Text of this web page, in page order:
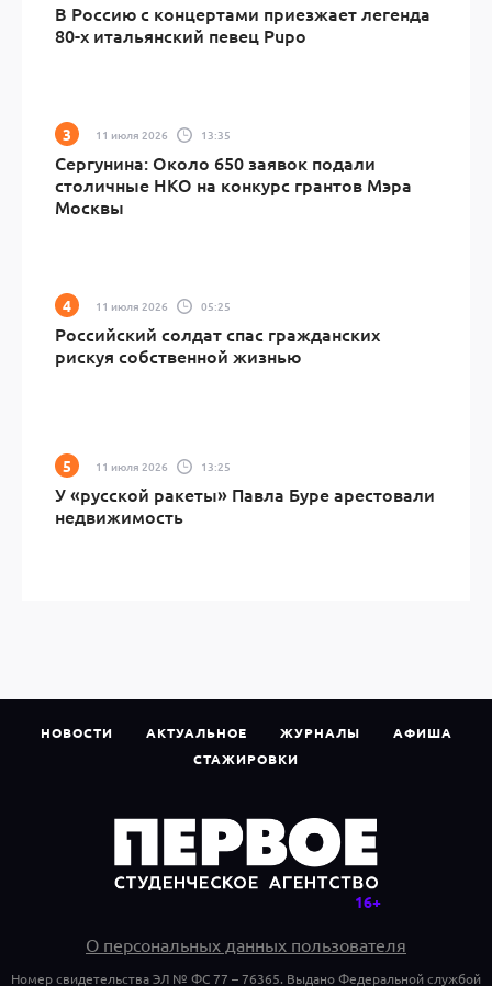
В Россию с концертами приезжает легенда
80-х итальянский певец Pupo
11 июля 2026 13:35
Сергунина: Около 650 заявок подали
столичные НКО на конкурс грантов Мэра
Москвы
11 июля 2026 05:25
Российский солдат спас гражданских
рискуя собственной жизнью
11 июля 2026 13:25
У «русской ракеты» Павла Буре арестовали
недвижимость
НОВОСТИ АКТУАЛЬНОЕ ЖУРНАЛЫ
АФИША
СТАЖИРОВКИ
О персональных данных пользователя
Номер свидетельства ЭЛ № ФС 77 – 76365. Выдано Федеральной службой